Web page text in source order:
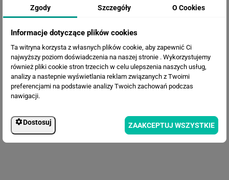
Fototapeta Łąka
Zgody Szczegóły O Cookies
Informacje dotyczące plików cookies
Ta witryna korzysta z własnych plików cookie, aby zapewnić Ci
najwyższy poziom doświadczenia na naszej stronie . Wykorzystujemy
również pliki cookie stron trzecich w celu ulepszenia naszych usług,
analizy a nastepnie wyświetlania reklam związanych z Twoimi
preferencjami na podstawie analizy Twoich zachowań podczas
nawigacji.
Dostosuj ZAAKCEPTUJ WSZYSTKIE